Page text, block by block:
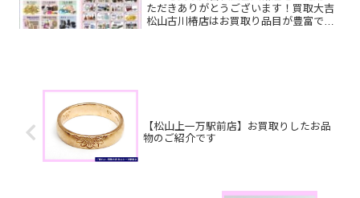
ただきありがとうございます！買取大吉
松山古川椿店はお買取り品目が豊富で
【松山上一万駅前店】お買取りしたお品
物のご紹介です